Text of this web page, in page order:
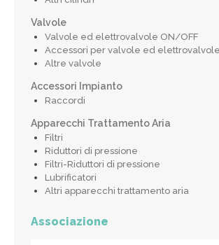
Valvole
Valvole ed elettrovalvole ON/OFF
Accessori per valvole ed elettrovalvole
Altre valvole
Accessori Impianto
Raccordi
Apparecchi Trattamento Aria
Filtri
Riduttori di pressione
Filtri-Riduttori di pressione
Lubrificatori
Altri apparecchi trattamento aria
Associazione